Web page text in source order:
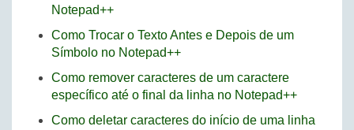
Notepad++
Como Trocar o Texto Antes e Depois de um
Símbolo no Notepad++
Como remover caracteres de um caractere
específico até o final da linha no Notepad++
Como deletar caracteres do início de uma linha